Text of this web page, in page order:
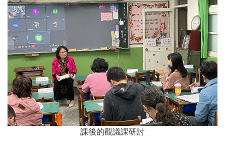
課後的觀議課研討